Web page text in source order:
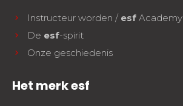
Instructeur worden / esf Academy
De esf-spirit
Onze geschiedenis
Het merk esf